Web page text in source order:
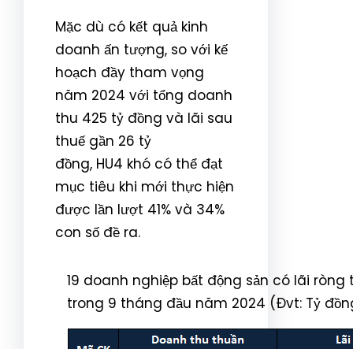
Mặc dù có kết quả kinh
doanh ấn tượng, so với kế
hoạch đầy tham vọng
năm 2024 với tổng doanh
thu 425 tỷ đồng và lãi sau
thuế gần 26 tỷ
đồng, HU4 khó có thể đạt
mục tiêu khi mới thực hiện
được lần lượt 41% và 34%
con số đề ra.
19 doanh nghiệp bất động sản có lãi
trong 9 tháng đầu năm 2024 (Đvt: Tỷ